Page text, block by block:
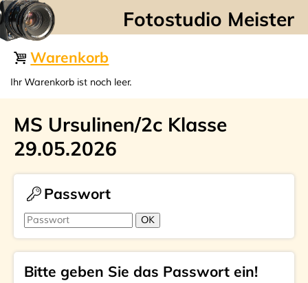
☰
Warenkorb
Ihr Warenkorb ist noch leer.
MS Ursulinen/2c Klasse
29.05.2026
Passwort
Bitte geben Sie das Passwort ein!